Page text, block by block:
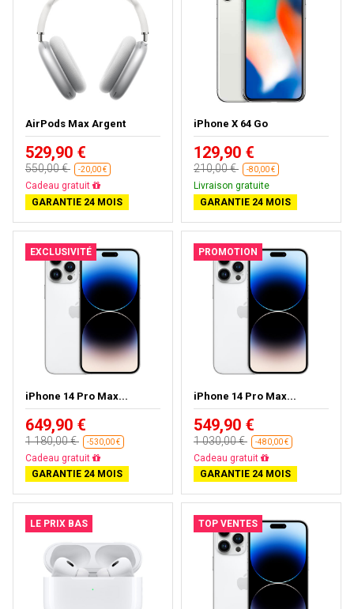
AirPods Max Argent
529,90 €
550,00 € -20,00 €
Cadeau gratuit
GARANTIE 24 MOIS
iPhone X 64 Go
129,90 €
210,00 € -80,00 €
Livraison gratuite
GARANTIE 24 MOIS
EXCLUSIVITÉ
iPhone 14 Pro Max...
649,90 €
1 180,00 € -530,00 €
Cadeau gratuit
GARANTIE 24 MOIS
PROMOTION
iPhone 14 Pro Max...
549,90 €
1 030,00 € -480,00 €
Cadeau gratuit
GARANTIE 24 MOIS
LE PRIX BAS TOP VENTES